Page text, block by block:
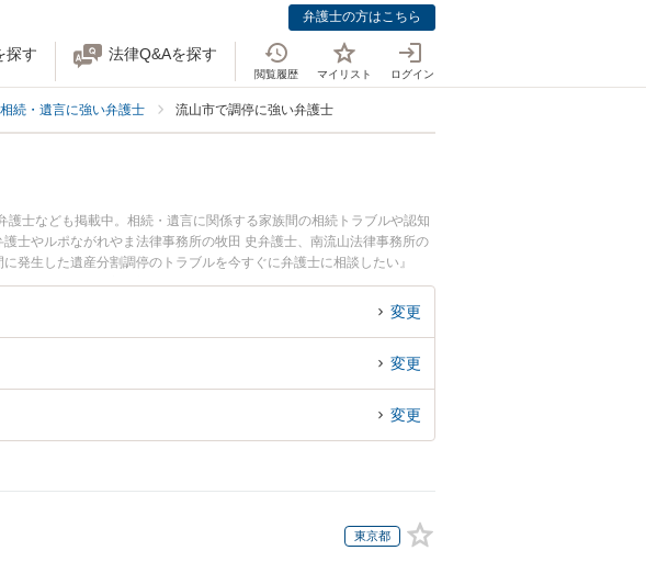
弁護士の方はこちら
探す 法律Q&Aを探す
閲覧履歴 マイリスト ログイン
続・遺言に強い弁護士 流山市で調停に強い弁護士
士なども掲載中。相続・遺言に関係する家族間の相続トラブルや認知
士やルポながれやま法律事務所の牧田 史弁護士、南流山法律事務所の
発生した遺産分割調停のトラブルを今すぐに弁護士に相談したい』
法律相談できる流山市内の弁護士に相談予約したい』などでお困りの相
変更
変更
変更
東京都